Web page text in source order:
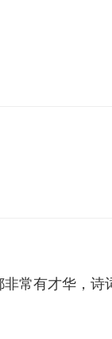
常有才华，诗